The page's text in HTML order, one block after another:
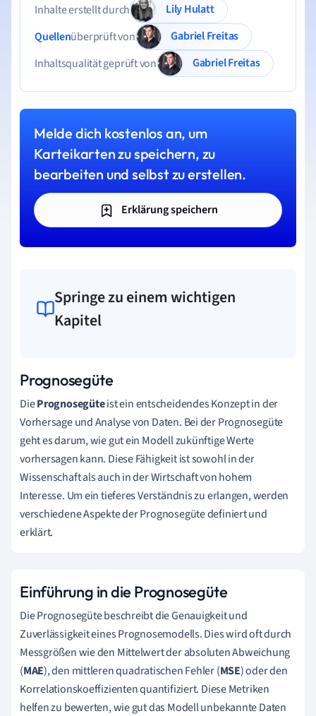
Inhalte erstellt durch
Lily Hulatt
Quellenüberprüft von
Gabriel Freitas
Inhaltsqualität geprüft von
Gabriel Freitas
Melde dich kostenlos an, um
Karteikarten zu speichern, zu
bearbeiten und selbst zu erstellen.
Erklärung speichern
Springe zu einem wichtigen
Kapitel
Prognosegüte
DiePrognosegüteist ein entscheidendes Konzept in der
Vorhersage und Analyse von Daten. Bei der Prognosegüte
geht es darum, wie gut ein Modell zukünftige Werte
vorhersagen kann. Diese Fähigkeit ist sowohl in der
Wissenschaft als auch in der Wirtschaft von hohem
Interesse. Um ein tieferes Verständnis zu erlangen, werden
verschiedene Aspekte der Prognosegüte definiert und
erklärt.
Einführung in die Prognosegüte
Die Prognosegüte beschreibt die Genauigkeit und
Zuverlässigkeit eines Prognosemodells. Dies wird oft durch
Messgrößen wie den Mittelwert der absoluten Abweichung
(MAE), den mittleren quadratischen Fehler (MSE) oder den
Korrelationskoeffizienten quantifiziert. Diese Metriken
helfen zu bewerten, wie gut das Modell unbekannte Daten